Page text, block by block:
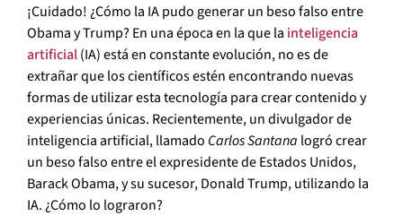
¡Cuidado! ¿Cómo la IA pudo generar un beso falso entre
Obama y Trump? En una época en la que la inteligencia
artificial(IA) está en constante evolución, no es de
extrañar que los científicos estén encontrando nuevas
formas de utilizar esta tecnología para crear contenido y
experiencias únicas. Recientemente, un divulgador de
inteligencia artificial, llamado Carlos Santana logró crear
un beso falso entre el expresidente de Estados Unidos,
Barack Obama, y su sucesor, Donald Trump, utilizando la
IA. ¿Cómo lo lograron?